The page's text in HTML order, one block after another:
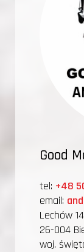
Good
tel: +48
email:
Lechów
26-004
woj.